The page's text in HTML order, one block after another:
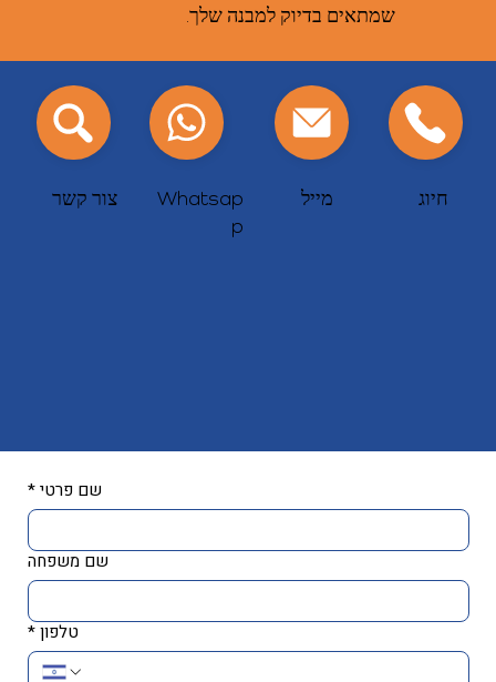
שמתאים בדיוק למבנה שלך.
*שם פרטי
שם משפחה
*טלפון
צור קשר
Whatsap
p
מייל חיוג